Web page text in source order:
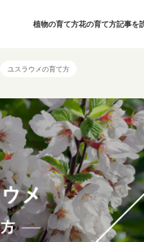
植物の育て方花の育て方記事を
ユスラウメの育て方